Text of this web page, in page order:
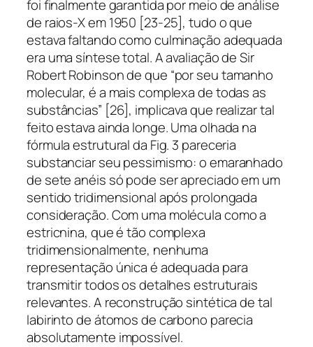
foi finalmente garantida por meio de análise
de raios-X em 1950 [23-25], tudo o que
estava faltando como culminação adequada
era uma síntese total. A avaliação de Sir
Robert Robinson de que “por seu tamanho
molecular, é a mais complexa de todas as
substâncias” [26], implicava que realizar tal
feito estava ainda longe. Uma olhada na
fórmula estrutural da Fig. 3 pareceria
substanciar seu pessimismo: o emaranhado
de sete anéis só pode ser apreciado em um
sentido tridimensional após prolongada
consideração. Com uma molécula como a
estricnina, que é tão complexa
tridimensionalmente, nenhuma
representação única é adequada para
transmitir todos os detalhes estruturais
relevantes. A reconstrução sintética de tal
labirinto de átomos de carbono parecia
absolutamente impossível.